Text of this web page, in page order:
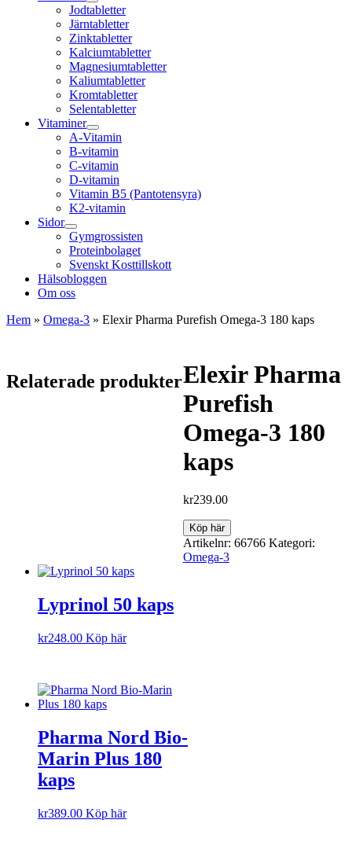
Jodtabletter
Järntabletter
Zinktabletter
Kalciumtabletter
Magnesiumtabletter
Kaliumtabletter
Kromtabletter
Selentabletter
Vitaminer
A-Vitamin
B-vitamin
C-vitamin
D-vitamin
Vitamin B5 (Pantotensyra)
K2-vitamin
Sidor
Gymgrossisten
Proteinbolaget
Svenskt Kosttillskott
Hälsobloggen
Om oss
Hem » Omega-3 » Elexir Pharma Purefish Omega-3 180 kaps
Elexir Pharma
Purefish
Omega-3 180
kaps
kr239.00
Köp här
Artikelnr: 66766 Kategori:
Omega-3
Relaterade produkter
Lyprinol 50 kaps
kr248.00 Köp här
Pharma Nord Bio-
Marin Plus 180
kaps
kr389.00 Köp här